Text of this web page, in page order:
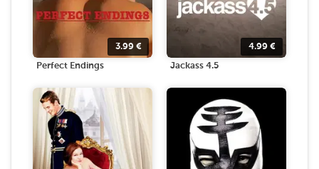
3.99 €
Perfect Endings
4.99 €
Jackass 4.5